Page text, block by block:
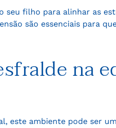
seu filho para alinhar as
são essenciais para
na
este ambiente pode ser